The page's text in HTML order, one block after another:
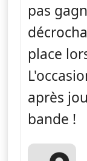
pas
place
après
bande !